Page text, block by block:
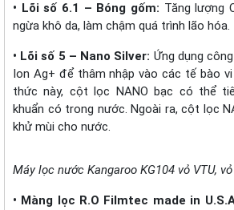
• Lõi số 6.1 – Bóng gốm: Tăng lượng
ngừa khô da, làm chậm quá trình lão hóa.
• Lõi số 5 – Nano Silver: Ứng dụng
Ion Ag+ để thâm nhập vào các tế bào
thức này, cột lọc NANO bạc có thể
khuẩn có trong nước. Ngoài ra, cột lọc
khử mùi cho nước.
Máy lọc nước Kangaroo KG104 vỏ VTU,
• Màng lọc R.O Filmtec made in